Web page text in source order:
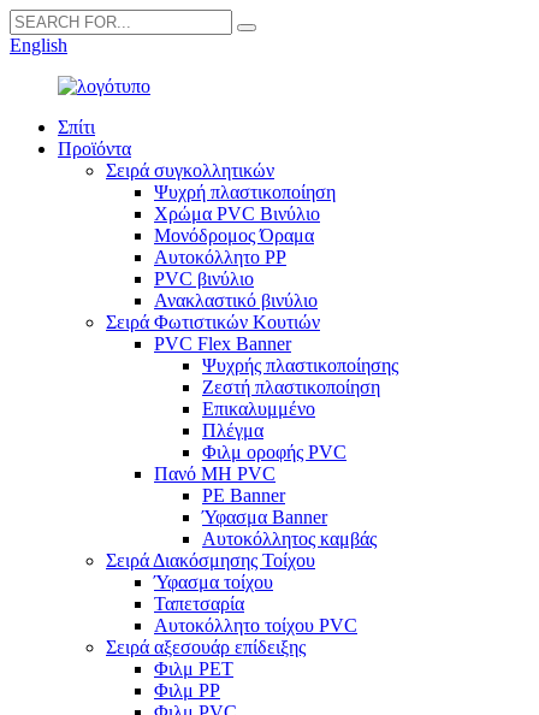
English
Σπίτι
Προϊόντα
Σειρά συγκολλητικών
Ψυχρή πλαστικοποίηση
Χρώμα PVC Βινύλιο
Μονόδρομος Όραμα
Αυτοκόλλητο PP
PVC βινύλιο
Ανακλαστικό βινύλιο
Σειρά Φωτιστικών Κουτιών
PVC Flex Banner
Ψυχρής πλαστικοποίησης
Ζεστή πλαστικοποίηση
Επικαλυμμένο
Πλέγμα
Φιλμ οροφής PVC
Πανό ΜΗ PVC
PE Banner
Ύφασμα Banner
Αυτοκόλλητος καμβάς
Σειρά Διακόσμησης Τοίχου
Ύφασμα τοίχου
Ταπετσαρία
Αυτοκόλλητο τοίχου PVC
Σειρά αξεσουάρ επίδειξης
Φιλμ PET
Φιλμ PP